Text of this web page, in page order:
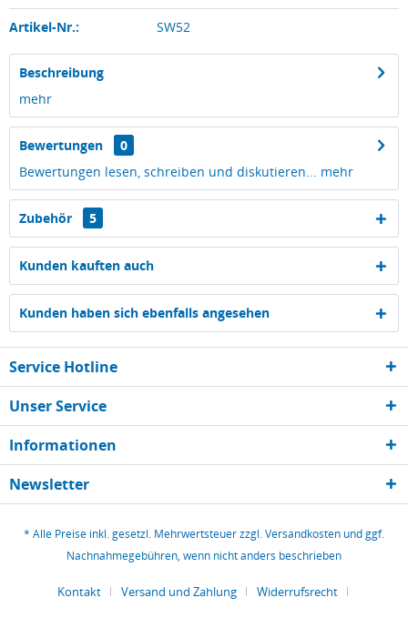
Artikel-Nr.: SW52
Beschreibung
mehr
Bewertungen
0
Bewertungen lesen, schreiben und diskutieren... mehr
Zubehör 5
Kunden kauften auch
Kunden haben sich ebenfalls angesehen
Service Hotline
Unser Service
Informationen
Newsletter
* Alle Preise inkl. gesetzl. Mehrwertsteuer zzgl.Versandkosten und ggf.
Nachnahmegebühren, wenn nicht anders beschrieben
Kontakt Versand und Zahlung
Widerrufsrecht